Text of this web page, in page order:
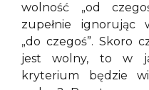
wolność „od
zupełnie ignorując
„do czegoś”. Skoro
jest wolny, to w
kryterium będzie